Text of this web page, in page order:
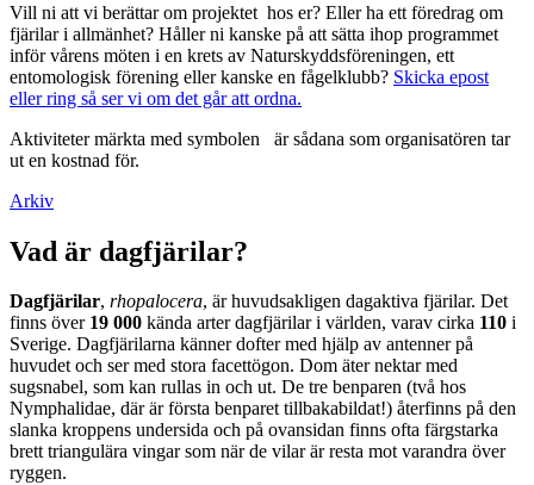
Vill ni att vi berättar om projektet hos er? Eller ha ett föredrag om
fjärilar i allmänhet? Håller ni kanske på att sätta ihop programmet
inför vårens möten i en krets av Naturskyddsföreningen, ett
entomologisk förening eller kanske en fågelklubb? Skicka epost
eller ring så ser vi om det går att ordna.
Aktiviteter märkta med symbolen
är sådana som organisatören tar
ut en kostnad för.
Arkiv
Vad är dagfjärilar?
Dagfjärilar, rhopalocera, är huvudsakligen dagaktiva fjärilar. Det
finns över 19 000 kända arter dagfjärilar i världen, varav cirka 110 i
Sverige. Dagfjärilarna känner dofter med hjälp av antenner på
huvudet och ser med stora facettögon. Dom äter nektar med
sugsnabel, som kan rullas in och ut. De tre benparen (två hos
Nymphalidae, där är första benparet tillbakabildat!) återfinns på den
slanka kroppens undersida och på ovansidan finns ofta färgstarka
brett triangulära vingar som när de vilar är resta mot varandra över
ryggen.